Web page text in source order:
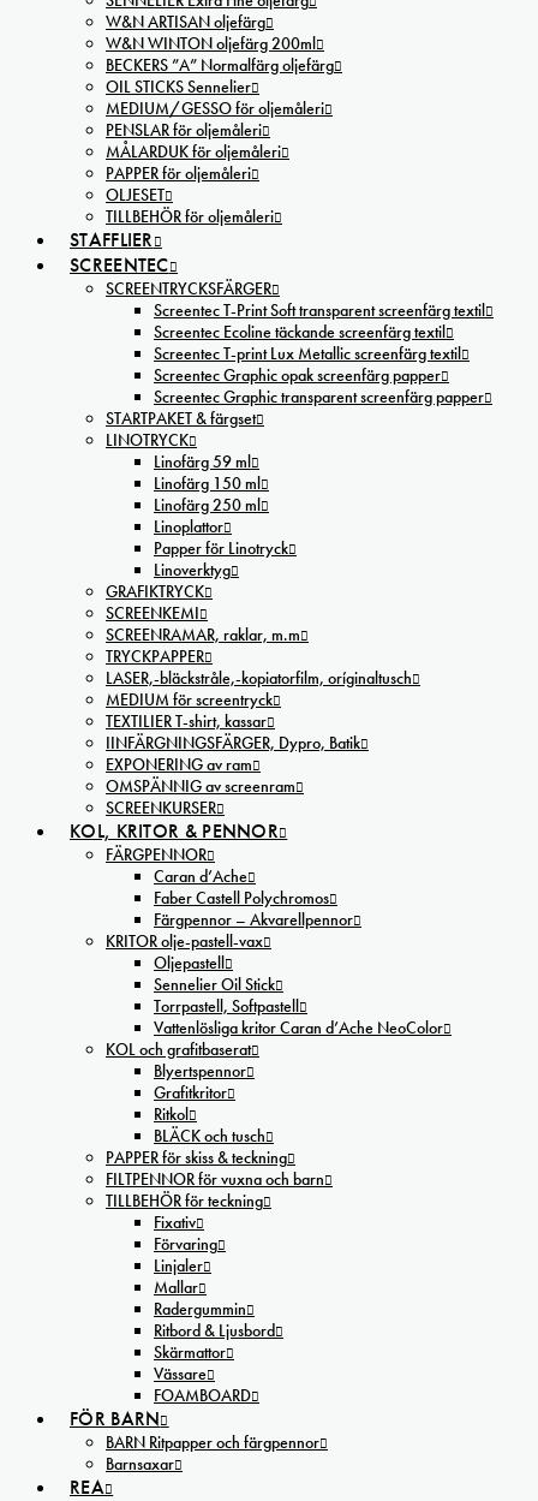
W&N ARTISAN oljefärg
W&N WINTON oljefärg 200ml
BECKERS ”A” Normalfärg oljefärg
OIL STICKS Sennelier
MEDIUM/GESSO för oljemåleri
PENSLAR för oljemåleri
MÅLARDUK för oljemåleri
PAPPER för oljemåleri
OLJESET
TILLBEHÖR för oljemåleri
STAFFLIER
SCREENTEC
SCREENTRYCKSFÄRGER
Screentec T-Print Soft transparent screenfärg textil
Screentec Ecoline täckande screenfärg textil
Screentec T-print Lux Metallic screenfärg textil
Screentec Graphic opak screenfärg papper
Screentec Graphic transparent screenfärg papper
STARTPAKET & färgset
LINOTRYCK
Linofärg 59 ml
Linofärg 150 ml
Linofärg 250 ml
Linoplattor
Papper för Linotryck
Linoverktyg
GRAFIKTRYCK
SCREENKEMI
SCREENRAMAR, raklar, m.m
TRYCKPAPPER
LASER,-bläckstråle,-kopiatorfilm, oríginaltusch
MEDIUM för screentryck
TEXTILIER T-shirt, kassar
IINFÄRGNINGSFÄRGER, Dypro, Batik
EXPONERING av ram
OMSPÄNNIG av screenram
SCREENKURSER
KOL, KRITOR & PENNOR
FÄRGPENNOR
Caran d’Ache
Faber Castell Polychromos
Färgpennor – Akvarellpennor
KRITOR olje-pastell-vax
Oljepastell
Sennelier Oil Stick
Torrpastell, Softpastell
Vattenlösliga kritor Caran d’Ache NeoColor
KOL och grafitbaserat
Blyertspennor
Grafitkritor
Ritkol
BLÄCK och tusch
PAPPER för skiss & teckning
FILTPENNOR för vuxna och barn
TILLBEHÖR för teckning
Fixativ
Förvaring
Linjaler
Mallar
Radergummin
Ritbord & Ljusbord
Skärmattor
Vässare
FOAMBOARD
FÖR BARN
BARN Ritpapper och färgpennor
Barnsaxar
REA